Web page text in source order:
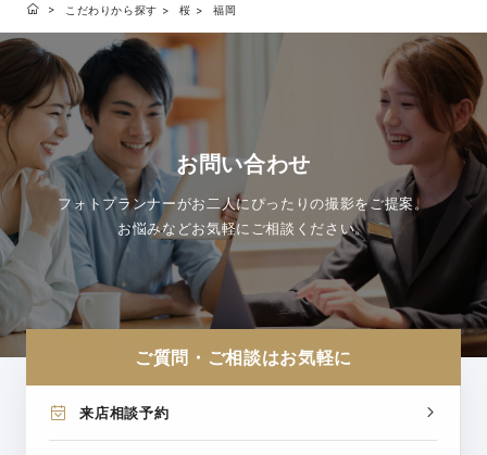
こだわりから探す 桜 福岡
お問い合わせ
フォトプランナーがお二人にぴったりの撮影をご提案。
お悩みなどお気軽にご相談ください。
ご質問・ご相談はお気軽に
来店相談予約